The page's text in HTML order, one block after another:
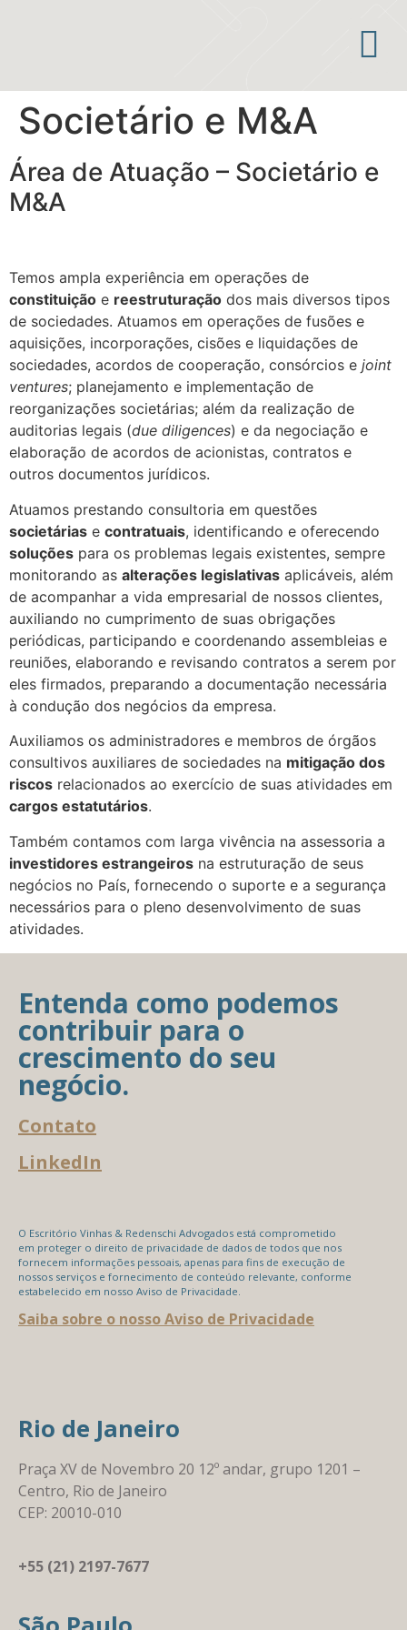
Societário e M&A
Área de Atuação – Societário e
M&A
Temos ampla experiência em operações de
constituição e reestruturação dos mais diversos tipos
de sociedades. Atuamos em operações de fusões e
aquisições, incorporações, cisões e liquidações de
sociedades, acordos de cooperação, consórcios e joint
ventures; planejamento e implementação de
reorganizações societárias; além da realização de
auditorias legais (due diligences) e da negociação e
elaboração de acordos de acionistas, contratos e
outros documentos jurídicos.
Atuamos prestando consultoria em questões
societárias e contratuais, identificando e oferecendo
soluções para os problemas legais existentes, sempre
monitorando as alterações legislativas aplicáveis, além
de acompanhar a vida empresarial de nossos clientes,
auxiliando no cumprimento de suas obrigações
periódicas, participando e coordenando assembleias e
reuniões, elaborando e revisando contratos a serem por
eles firmados, preparando a documentação necessária
à condução dos negócios da empresa.
Auxiliamos os administradores e membros de órgãos
consultivos auxiliares de sociedades na mitigação dos
riscos relacionados ao exercício de suas atividades em
cargos estatutários.
Também contamos com larga vivência na assessoria a
investidores estrangeiros na estruturação de seus
negócios no País, fornecendo o suporte e a segurança
necessários para o pleno desenvolvimento de suas
atividades.
Entenda como podemos
contribuir para o
crescimento do seu
negócio.
Contato
LinkedIn
O Escritório Vinhas & Redenschi Advogados está comprometido
em proteger o direito de privacidade de dados de todos que nos
fornecem informações pessoais, apenas para fins de execução de
nossos serviços e fornecimento de conteúdo relevante, conforme
estabelecido em nosso Aviso de Privacidade.
Saiba sobre o nosso Aviso de Privacidade
Rio de Janeiro
Praça XV de Novembro 20 12º andar, grupo 1201 –
Centro, Rio de Janeiro
CEP: 20010-010
+55 (21) 2197-7677